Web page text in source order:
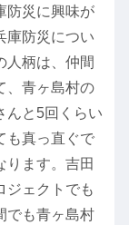
防災に興味が
庫防災につい
人柄は、仲間
、青ヶ島村の
んと5回くらい
も真っ直ぐで
ります。吉田
ジェクトでも
でも青ヶ島村